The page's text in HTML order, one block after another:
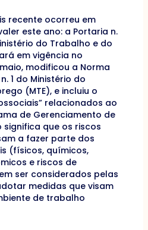
recente ocorreu em
este ano: a Portaria n.
do Trabalho e do
em vigência no
modificou a Norma
1 do Ministério do
(MTE), e incluiu o
relacionados ao
de Gerenciamento de
significa que os riscos
a fazer parte dos
(físicos, químicos,
e riscos de
ser considerados pelas
medidas que visam
de trabalho